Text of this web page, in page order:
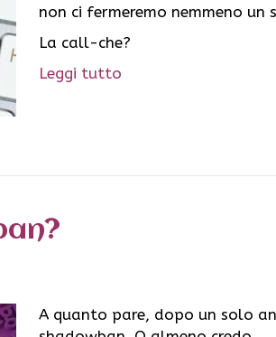
non ci fermeremo nemmeno un
La call-che?
Leggi tutto
A quanto pare, dopo un solo